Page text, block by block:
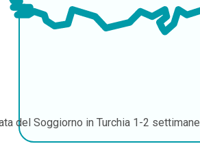
del Soggiorno in Turchia 1-2 settimane